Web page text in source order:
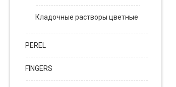
Кладочные растворы цветные
PEREL
FINGERS